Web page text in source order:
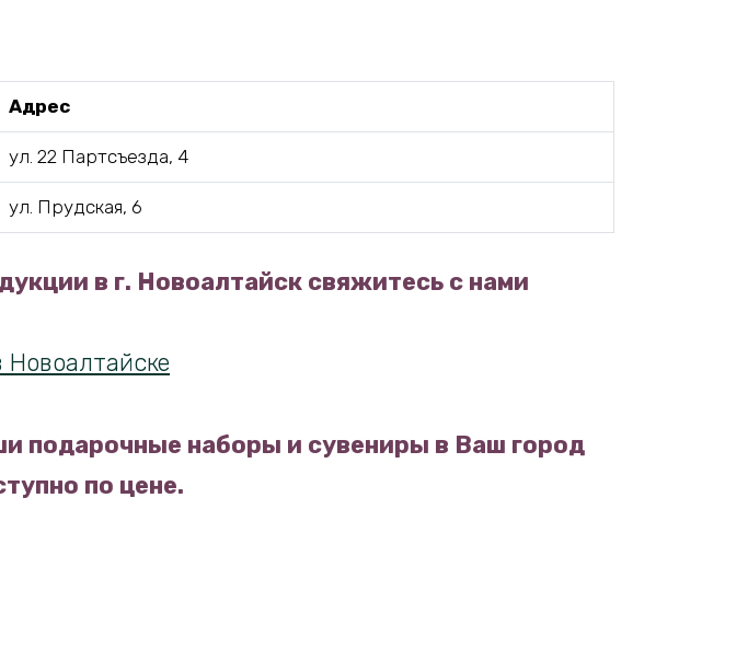
Адрес
ул. 22 Партсъезда, 4
ул. Прудская, 6
в г. Новоалтайск свяжитесь с нами
подарочные наборы и сувениры в Ваш город
по цене.